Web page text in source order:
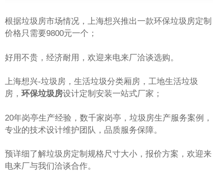
根据垃圾房市场情况，上海想兴推出一款环保垃圾房定制
价格只需要9800元一个；
好用不贵，经济耐用，欢迎来电来厂洽谈选购。
上海想兴-垃圾房，生活垃圾分类厢房，工地生活垃圾
房， 环保垃圾房设计定制安装一站式厂家；
20年岗亭生产经验，数千家岗亭，垃圾房生产服务案例，
专业的技术设计维护团队，品质服务保障。
预详细了解垃圾房定制规格尺寸大小，报价方案，欢迎来
电来厂与我们洽谈合作。